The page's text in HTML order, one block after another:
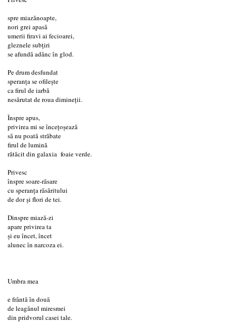
spre miazănoapte,
nori grei apasă
umerii firavi ai fecioarei,
gleznele subțiri
se afundă adânc în glod.
Pe drum desfundat
speranța se ofilește
ca firul de iarbă
nesărutat de roua dimineții.
Înspre apus,
privirea mi se încețoșează
să nu poată străbate
firul de lumină
rătăcit din galaxia foaie verde.
Privesc
înspre soare-răsare
cu speranța răsăritului
de dor și flori de tei.
Dinspre miază-zi
apare privirea ta
și eu încet, încet
alunec în narcoza ei.
Umbra mea
e frântă în două
de leagănul miresmei
din pridvorul casei tale.